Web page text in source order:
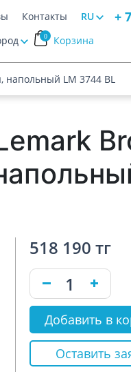
Контакты
RU
Корзина
0
+
напольный LM 3744 BL
518 190 тг
Добавить в
Оставить